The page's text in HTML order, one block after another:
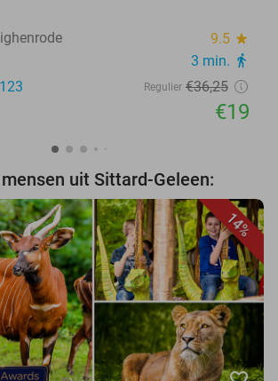
9.5 star
3 min. directions_walk
Regulier €36,25
€19
uit Sittard-Geleen:
14%